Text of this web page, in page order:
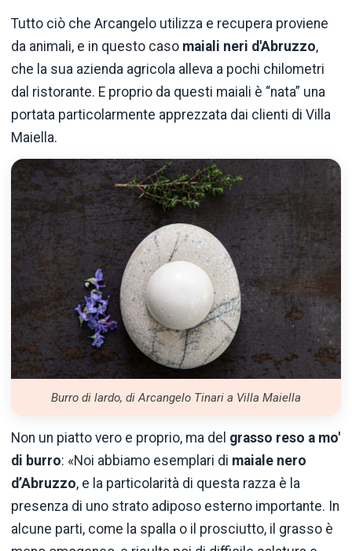
Tutto ciò che Arcangelo utilizza e recupera proviene
da animali, e in questo caso maiali neri d'Abruzzo,
che la sua azienda agricola alleva a pochi chilometri
dal ristorante. E proprio da questi maiali è “nata” una
portata particolarmente apprezzata dai clienti di Villa
Maiella.
Burro di lardo, di Arcangelo Tinari a Villa Maiella
Non un piatto vero e proprio, ma del grasso reso a mo'
di burro: «Noi abbiamo esemplari di maiale nero
d’Abruzzo, e la particolarità di questa razza è la
presenza di uno strato adiposo esterno importante. In
alcune parti, come la spalla o il prosciutto, il grasso è